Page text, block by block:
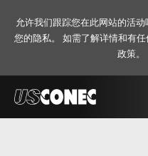
允许我们跟踪您在此网站的活
您的隐私。 如需了解详情和有
政策。